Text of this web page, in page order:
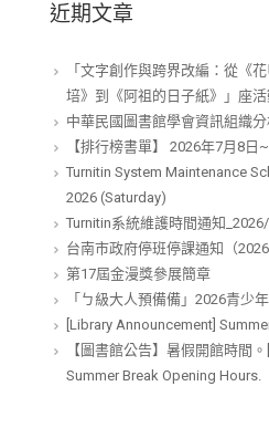
近期文章
「文字創作與跨界改編：從《
培》到《阿祖的日子紙》」座
中華民國圖書館學會資訊組織
【排行榜書單】 2026年7月8日
Turnitin System Maintenance
2026 (Saturday)
Turnitin系統維護時間通知_2026/
台南市政府停班停課通知（
第17屆金漫獎參展簡章
「ㄅ級大人預備備」2026青少
[Library Announcement]
【圖書館公告】暑假開館時間
Summer Break Opening Hours.